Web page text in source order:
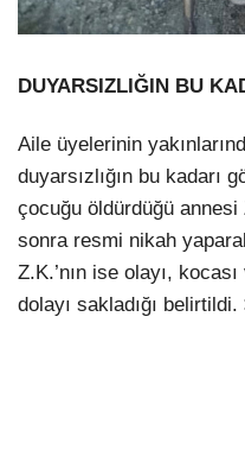
DUYARSIZLIĞIN BU
Aile üyelerinin
duyarsızlığın bu kadarı
çocuğu öldürdüğü
sonra resmi nikah
Z.K.’nın ise olayı,
dolayı sakladığı belirtildi.